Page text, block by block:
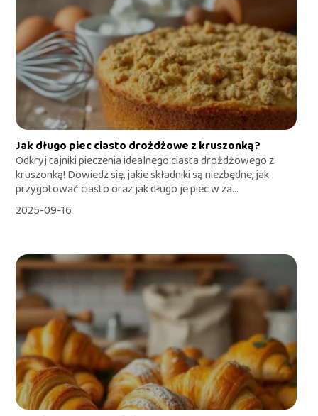
Jak długo piec ciasto drożdżowe z kruszonką?
Odkryj tajniki pieczenia idealnego ciasta drożdżowego z
kruszonką! Dowiedz się, jakie składniki są niezbędne, jak
przygotować ciasto oraz jak długo je piec w za...
2025-09-16